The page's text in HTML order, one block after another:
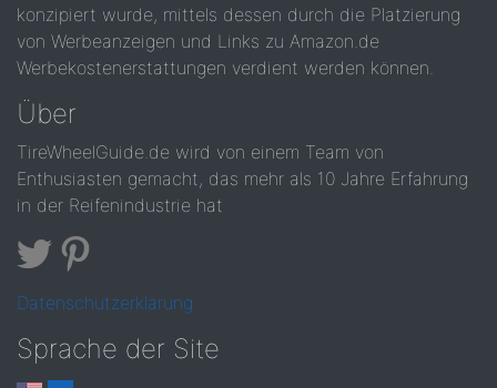
konzipiert wurde, mittels dessen durch die Platzierung
von Werbeanzeigen und Links zu Amazon.de
Werbekostenerstattungen verdient werden können.
Über
TireWheelGuide.de wird von einem Team von
Enthusiasten gemacht, das mehr als 10 Jahre Erfahrung
in der Reifenindustrie hat
Datenschutzerklärung
Sprache der Site